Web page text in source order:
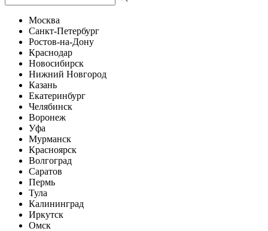
Москва
Санкт-Петербург
Ростов-на-Дону
Краснодар
Новосибирск
Нижний Новгород
Казань
Екатеринбург
Челябинск
Воронеж
Уфа
Мурманск
Красноярск
Волгоград
Саратов
Пермь
Тула
Калининград
Иркутск
Омск